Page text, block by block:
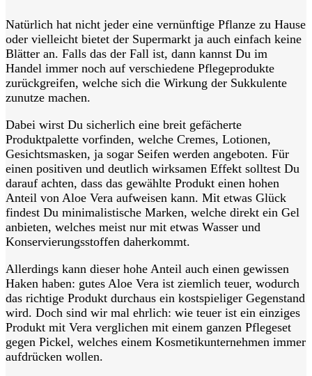
Natürlich hat nicht jeder eine vernünftige Pflanze zu Hause
oder vielleicht bietet der Supermarkt ja auch einfach keine
Blätter an. Falls das der Fall ist, dann kannst Du im
Handel immer noch auf verschiedene Pflegeprodukte
zurückgreifen, welche sich die Wirkung der Sukkulente
zunutze machen.
Dabei wirst Du sicherlich eine breit gefächerte
Produktpalette vorfinden, welche Cremes, Lotionen,
Gesichtsmasken, ja sogar Seifen werden angeboten. Für
einen positiven und deutlich wirksamen Effekt solltest Du
darauf achten, dass das gewählte Produkt einen hohen
Anteil von Aloe Vera aufweisen kann. Mit etwas Glück
findest Du minimalistische Marken, welche direkt ein Gel
anbieten, welches meist nur mit etwas Wasser und
Konservierungsstoffen daherkommt.
Allerdings kann dieser hohe Anteil auch einen gewissen
Haken haben: gutes Aloe Vera ist ziemlich teuer, wodurch
das richtige Produkt durchaus ein kostspieliger Gegenstand
wird. Doch sind wir mal ehrlich: wie teuer ist ein einziges
Produkt mit Vera verglichen mit einem ganzen Pflegeset
gegen Pickel, welches einem Kosmetikunternehmen immer
aufdrücken wollen.